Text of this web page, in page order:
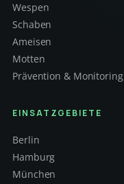
Wespen
Schaben
Ameisen
Motten
Prävention & Monitoring
EINSATZGEBIETE
Berlin
Hamburg
München